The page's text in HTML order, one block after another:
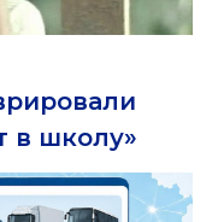
в школу»